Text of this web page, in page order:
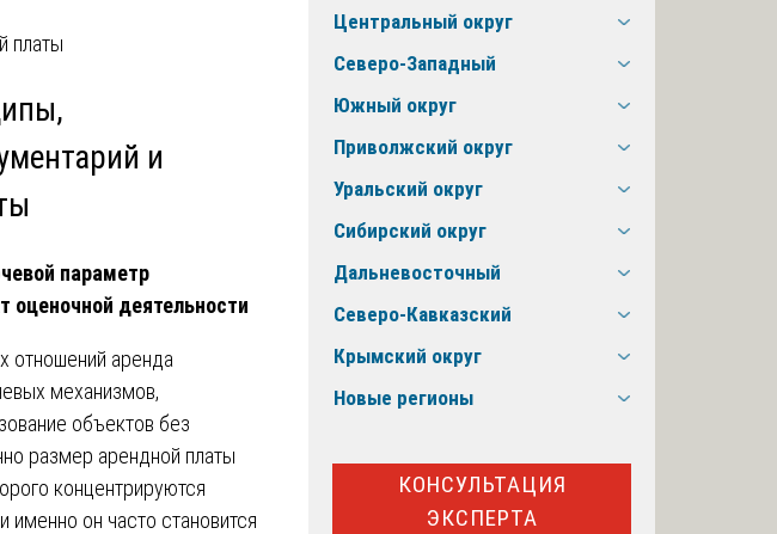
и
параметр
деятельности
отношений аренда
механизмов,
объектов без
размер арендной платы
концентрируются
именно он часто становится
Центральный округ
Северо-Западный
Южный округ
Приволжский округ
Уральский округ
Сибирский округ
Дальневосточный
Северо-Кавказский
Крымский округ
Новые регионы
КОНСУЛЬТАЦИЯ
ЭКСПЕРТА